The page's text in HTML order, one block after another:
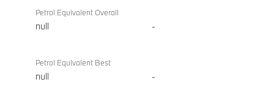
Petrol Equivalent Overall
null -
Petrol Equivalent Best
null -